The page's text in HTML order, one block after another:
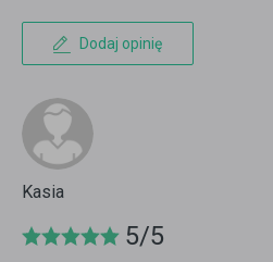
Dodaj opinię
Kasia
5/5